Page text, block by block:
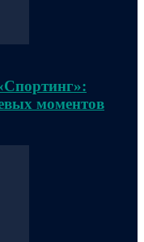
моментов